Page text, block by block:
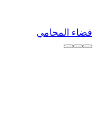
فضاء المحامي